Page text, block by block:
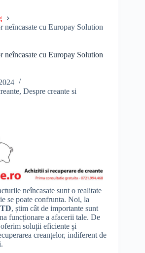
neîncasate cu Europay Solution
neîncasate cu Europay Solution
, Despre creante si
neîncasate sunt o realitate
se poate confrunta. Noi, la
, știm cât de importante sunt
funcționare a afacerii tale. De
soluții eficiente și
creanțelor, indiferent de